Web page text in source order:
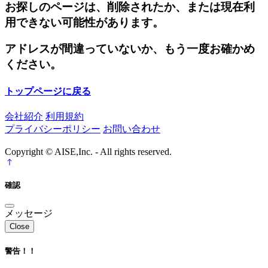
お探しのページは、削除されたか、または現在利
用できない可能性があります。
アドレスが間違っていないか、もう一度お確かめ
ください。
トップページに戻る
会社紹介 利用規約
プライバシーポリシー お問い合わせ
Copyright © AISE,Inc. - All rights reserved.
確認
メッセージ
Close
警告！！